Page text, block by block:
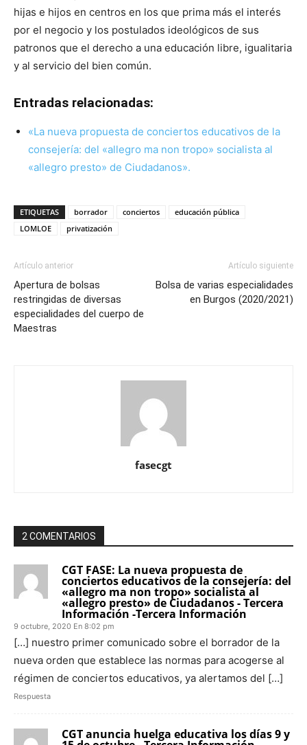
hijas e hijos en centros en los que prima más el interés
por el negocio y los postulados ideológicos de sus
patronos que el derecho a una educación libre, igualitaria
y al servicio del bien común.
Entradas relacionadas:
«La nueva propuesta de conciertos educativos de la
consejería: del «allegro ma non tropo» socialista al
«allegro presto» de Ciudadanos».
ETIQUETAS borrador conciertos
educación pública
LOMLOE
privatización
Artículo anterior
Apertura de bolsas
restringidas de diversas
especialidades del cuerpo de
Maestras
Artículo siguiente
Bolsa de varias especialidades
en Burgos (2020/2021)
fasecgt
2 COMENTARIOS
CGT FASE: La nueva propuesta de
conciertos educativos de la consejería: del
«allegro ma non tropo» socialista al
«allegro presto» de Ciudadanos - Tercera
Información -Tercera Información
9 octubre, 2020 En 8:02 pm
[…] nuestro primer comunicado sobre el borrador de la
nueva orden que establece las normas para acogerse al
régimen de conciertos educativos, ya alertamos del […]
Respuesta
CGT anuncia huelga educativa los días 9 y